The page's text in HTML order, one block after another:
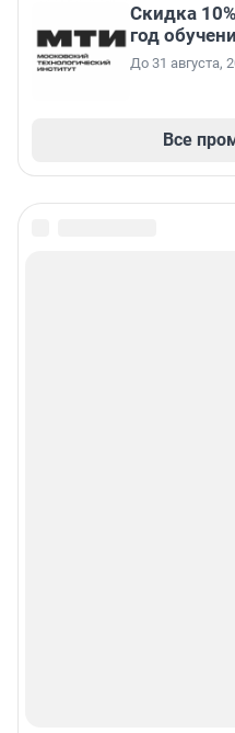
Скидка
год
До 31 августа,
Все